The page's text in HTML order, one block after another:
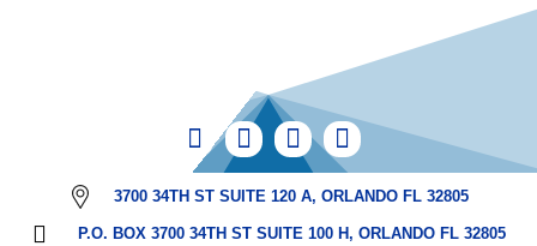
3700 34TH ST SUITE 120 A, ORLANDO FL 32805
P.O. BOX 3700 34TH ST SUITE 100 H, ORLANDO FL 32805